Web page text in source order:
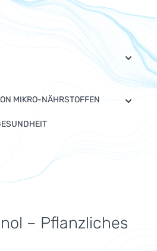
MIKRO-NÄHRSTOFFEN
– Pflanzliches